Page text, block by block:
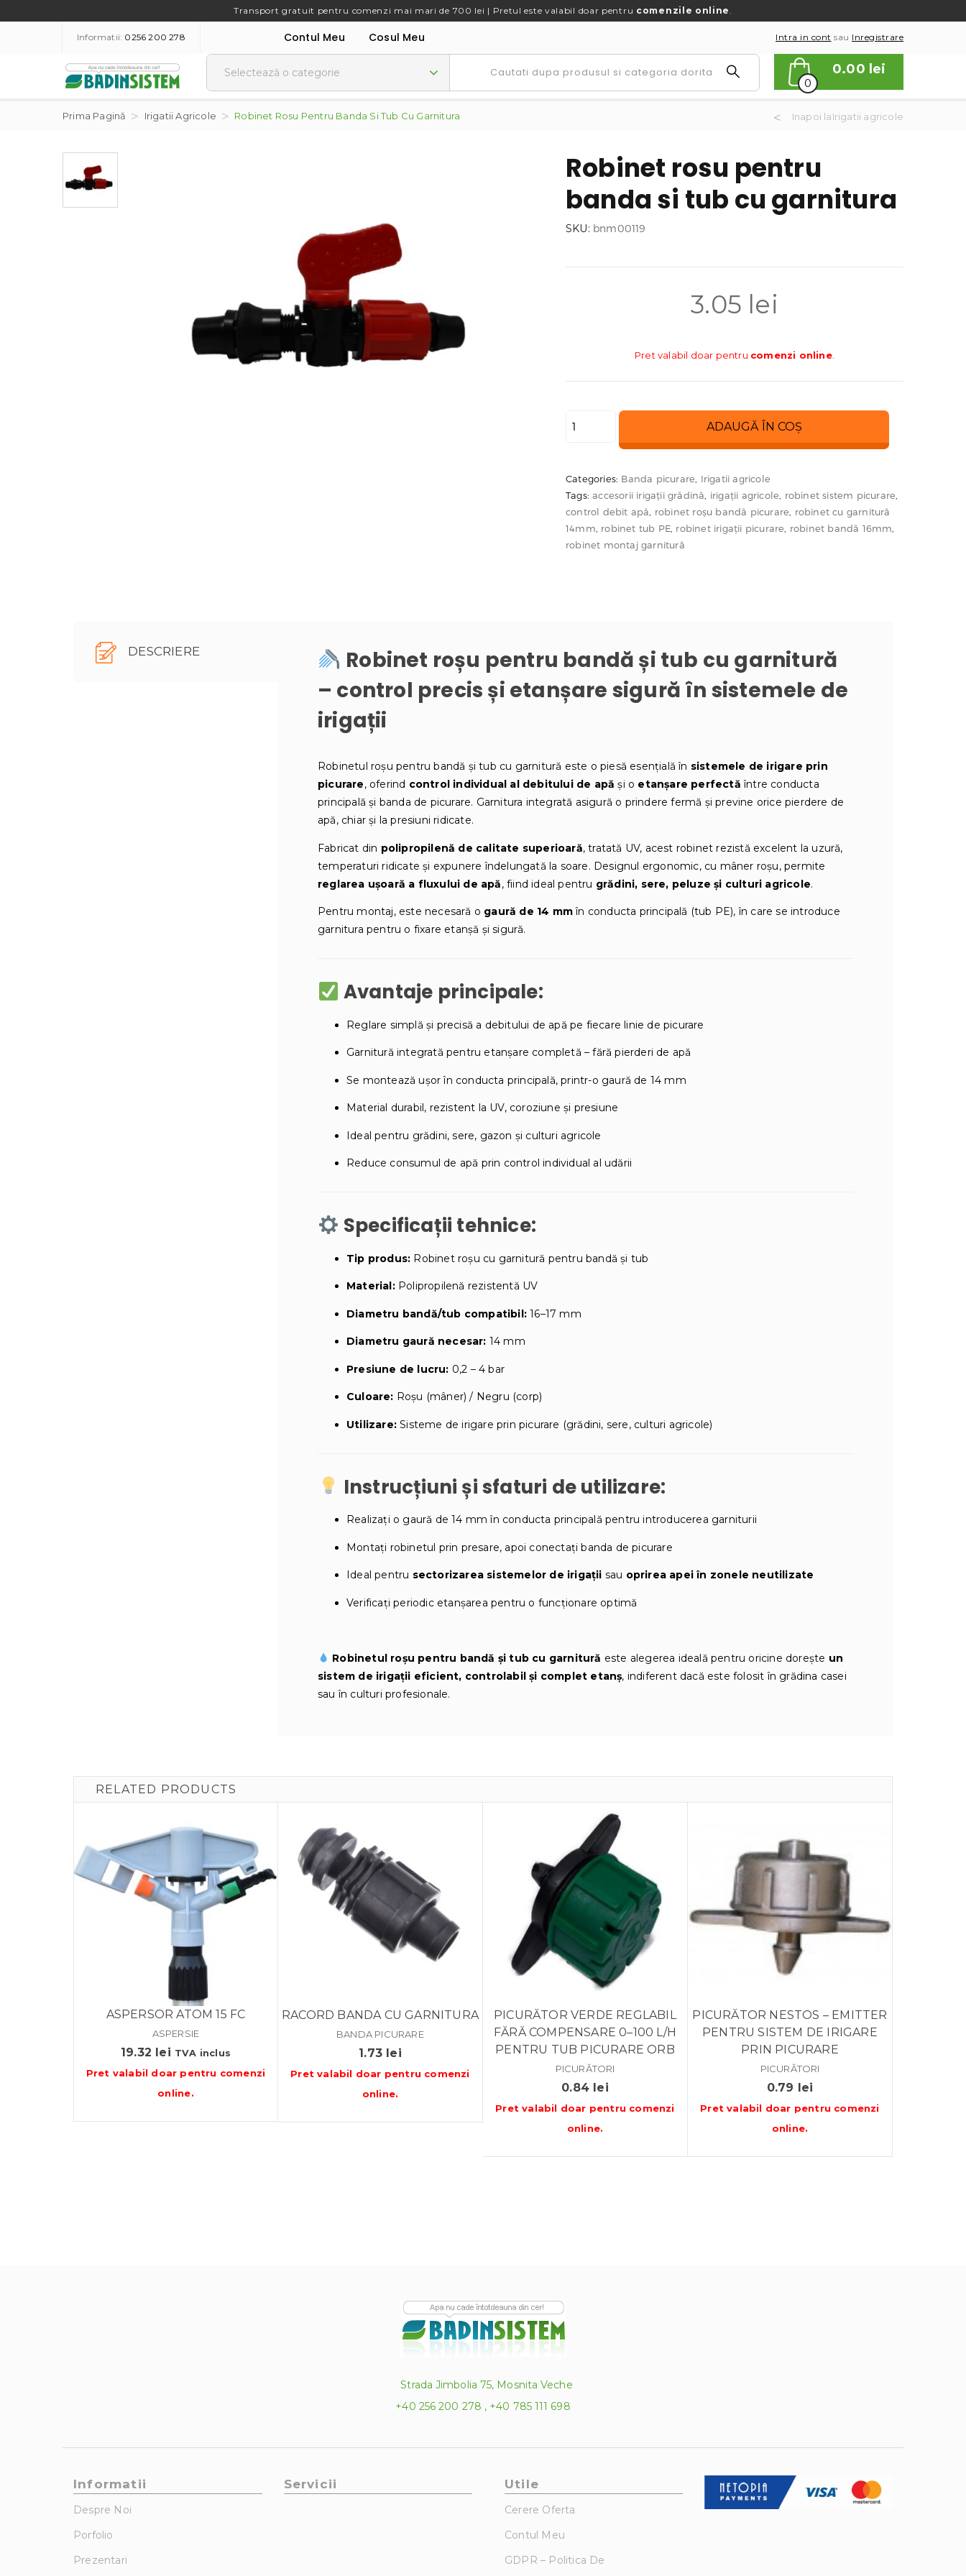
Transport gratuit pentru comenzi mai mari de 700 lei | Pretul este valabil doar pentru comenzile online.
Informatii: 0256 200 278 Contul Meu Cosul Meu Intra in cont sau Inregistrare
0
0.00 lei
Prima Pagină Irigatii Agricole Robinet Rosu Pentru Banda Si Tub Cu Garnitura Inapoi laIrigatii agricole
Robinet rosu pentru
banda si tub cu garnitura
SKU: bnm00119
3.05 lei
Pret valabil doar pentru comenzi online.
Cantitate
pentru
banda
si
tub
ADAUGĂ ÎN COȘ
Categories: Banda picurare, Irigatii agricole
Tags:accesorii irigații grădină, irigații agricole, robinet sistem picurare,
control debit apă, robinet roșu bandă picurare, robinet cu garnitură
14mm, robinet tub PE, robinet irigații picurare, robinet bandă 16mm,
robinet montaj garnitură
DESCRIERE
Robinet roșu pentru bandă și tub cu garnitură
– control precis și etanșare sigură în sistemele de
irigații
Robinetul roșu pentru bandă și tub cu garnitură este o piesă esențială în sistemele de irigare prin
picurare, oferind control individual al debitului de apă și o etanșare perfectă între conducta
principală și banda de picurare. Garnitura integrată asigură o prindere fermă și previne orice pierdere de
apă, chiar și la presiuni ridicate.
Fabricat din polipropilenă de calitate superioară, tratată UV, acest robinet rezistă excelent la uzură,
temperaturi ridicate și expunere îndelungată la soare. Designul ergonomic, cu mâner roșu, permite
reglarea ușoară a fluxului de apă, fiind ideal pentru grădini, sere, peluze și culturi agricole.
Pentru montaj, este necesară o gaură de 14 mmîn conducta principală (tub PE), în care se introduce
garnitura pentru o fixare etanșă și sigură.
Avantaje principale:
Reglare simplă și precisă a debitului de apă pe fiecare linie de picurare
Garnitură integrată pentru etanșare completă – fără pierderi de apă
Se montează ușor în conducta principală, printr-o gaură de 14 mm
Material durabil, rezistent la UV, coroziune și presiune
Ideal pentru grădini, sere, gazon și culturi agricole
Reduce consumul de apă prin control individual al udării
Specificații tehnice:
Tip produs: Robinet roșu cu garnitură pentru bandă și tub
Material:Polipropilenă rezistentă UV
Diametru bandă/tub compatibil: 16–17 mm
Diametru gaură necesar: 14 mm
Presiune de lucru: 0,2 – 4 bar
Culoare: Roșu (mâner) / Negru (corp)
Utilizare: Sisteme de irigare prin picurare (grădini, sere, culturi agricole)
Instrucțiuni și sfaturi de utilizare:
Realizați o gaură de 14 mm în conducta principală pentru introducerea garniturii
Montați robinetul prin presare, apoi conectați banda de picurare
Ideal pentru sectorizarea sistemelor de irigații sau oprirea apei în zonele neutilizate
Verificați periodic etanșarea pentru o funcționare optimă
Robinetul roșu pentru bandă și tub cu garnitură este alegerea ideală pentru oricine dorește un
sistem de irigații eficient, controlabil și complet etanș, indiferent dacă este folosit în grădina casei
sau în culturi profesionale.
RELATED PRODUCTS
ASPERSOR ATOM 15 FC
ASPERSIE
19.32 lei TVA inclus
Pret valabil doar pentru comenzi
online.
RACORD BANDA CU GARNITURA
BANDA PICURARE
1.73 lei
Pret valabil doar pentru comenzi
online.
PICURĂTOR VERDE REGLABIL
FĂRĂ COMPENSARE 0–100 L/H
PENTRU TUB PICURARE ORB
PICURĂTORI
0.84 lei
Pret valabil doar pentru comenzi
online.
PICURĂTOR NESTOS – EMITTER
PENTRU SISTEM DE IRIGARE
PRIN PICURARE
PICURĂTORI
0.79 lei
Pret valabil doar pentru comenzi
online.
Strada Jimbolia 75, Mosnita Veche
+40 256 200 278 , +40 785 111 698
Informatii
Despre Noi
Porfolio
Prezentari
Servicii Utile
Cerere Oferta
Contul Meu
GDPR – Politica De